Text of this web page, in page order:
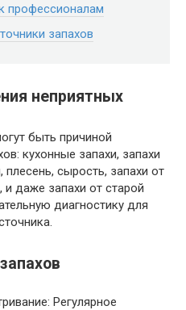
профессионалам
запахов
неприятных
быть причиной
кухонные запахи, запахи
сырость, запахи от
и даже запахи от старой
диагностику для
Регулярное